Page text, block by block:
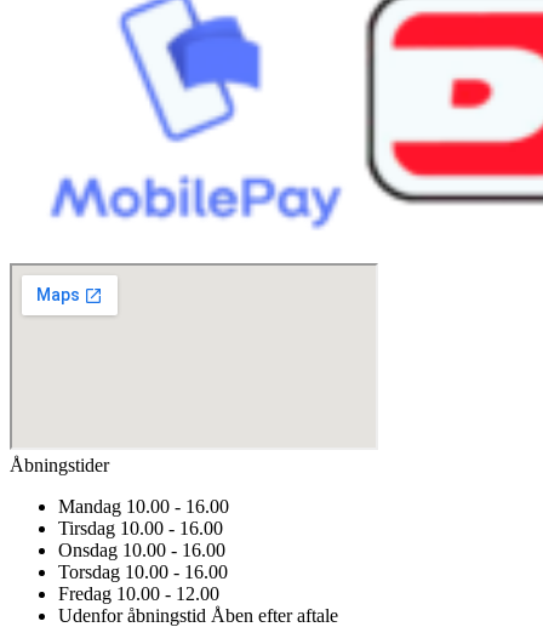
Åbningstider
Mandag 10.00 - 16.00
Tirsdag 10.00 - 16.00
Onsdag 10.00 - 16.00
Torsdag 10.00 - 16.00
Fredag 10.00 - 12.00
Udenfor åbningstid Åben efter aftale